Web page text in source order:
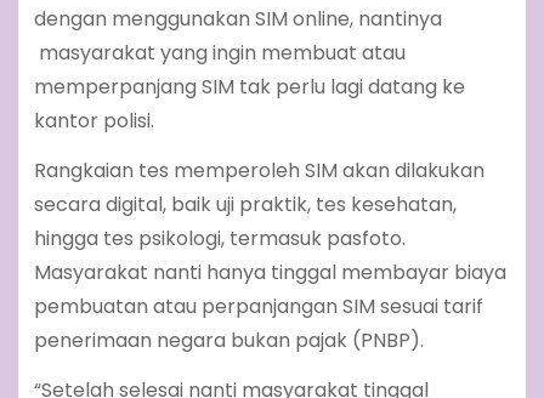
dengan menggunakan SIM online, nantinya
masyarakat yang ingin membuat atau
memperpanjang SIM tak perlu lagi datang ke
kantor polisi.
Rangkaian tes memperoleh SIM akan dilakukan
secara digital, baik uji praktik, tes kesehatan,
hingga tes psikologi, termasuk pasfoto.
Masyarakat nanti hanya tinggal membayar biaya
pembuatan atau perpanjangan SIM sesuai tarif
penerimaan negara bukan pajak (PNBP).
“Setelah selesai nanti masyarakat tinggal